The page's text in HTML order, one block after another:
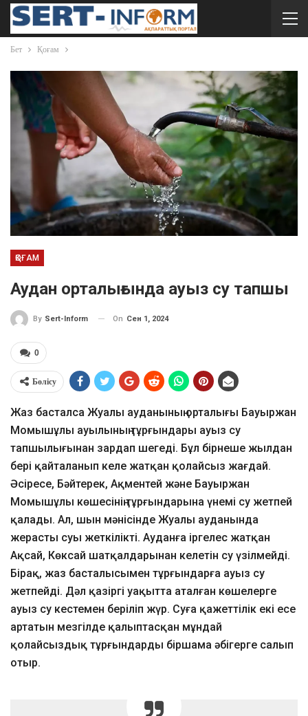
Бет Қоғам
ҚОҒАМ
Аудан орталығында ауыз су тапшы
By Sert-Inform On Сен 1, 2024
0
Бөлісу
Жаз басталса Жуалы ауданының орталығы Бауыржан
Момышұлы ауылының тұрғындары ауыз су
тапшылығынан зардап шегеді. Бұл бірнеше жылдан
бері қайталанып келе жатқан қолайсыз жағдай.
Әсіресе, Бәйтерек, Ақментей және Бауыржан
Момышұлы көшесінің тұрғындарына үнемі су жетпей
қалады. Ал, шын мәнісінде Жуалы ауданында
жерасты суы жеткілікті. Ауданға іргелес жатқан
Ақсай, Көксай шатқалдарынан келетін су үзілмейді.
Бірақ, жаз басталысымен тұрғындарға ауыз су
жетпейді. Дәл қазіргі уақытта аталған көшелерге
ауыз су кестемен беріліп жүр. Суға қажеттілік екі есе
артатын мезгілде қалыптасқан мұндай
қолайсыздық тұрғындарды біршама әбігерге салып
отыр.